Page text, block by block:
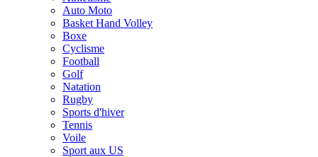
Auto Moto
Basket Hand Volley
Boxe
Cyclisme
Football
Golf
Natation
Rugby
Sports d'hiver
Tennis
Voile
Sport aux US